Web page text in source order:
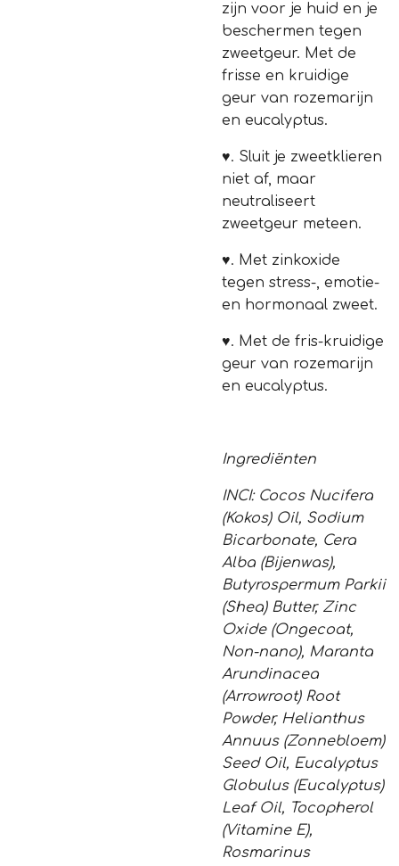
zijn voor je huid en je
beschermen tegen
zweetgeur. Met de
frisse en kruidige
geur van rozemarijn
en eucalyptus.
♥. Sluit je zweetklieren
niet af, maar
neutraliseert
zweetgeur meteen.
♥. Met zinkoxide
tegen stress-, emotie-
en hormonaal zweet.
♥. Met de fris-kruidige
geur van rozemarijn
en eucalyptus.
Ingrediënten
INCI: Cocos Nucifera
(Kokos) Oil, Sodium
Bicarbonate, Cera
Alba (Bijenwas),
Butyrospermum Parkii
(Shea) Butter, Zinc
Oxide (Ongecoat,
Non-nano), Maranta
Arundinacea
(Arrowroot) Root
Powder, Helianthus
Annuus (Zonnebloem)
Seed Oil, Eucalyptus
Globulus (Eucalyptus)
Leaf Oil, Tocopherol
(Vitamine E),
Rosmarinus